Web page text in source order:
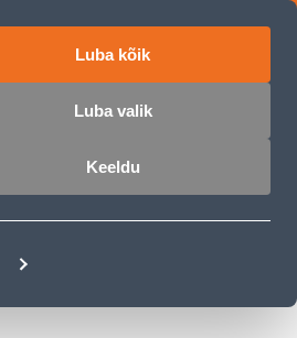
Luba kõik
Luba valik
Keeldu